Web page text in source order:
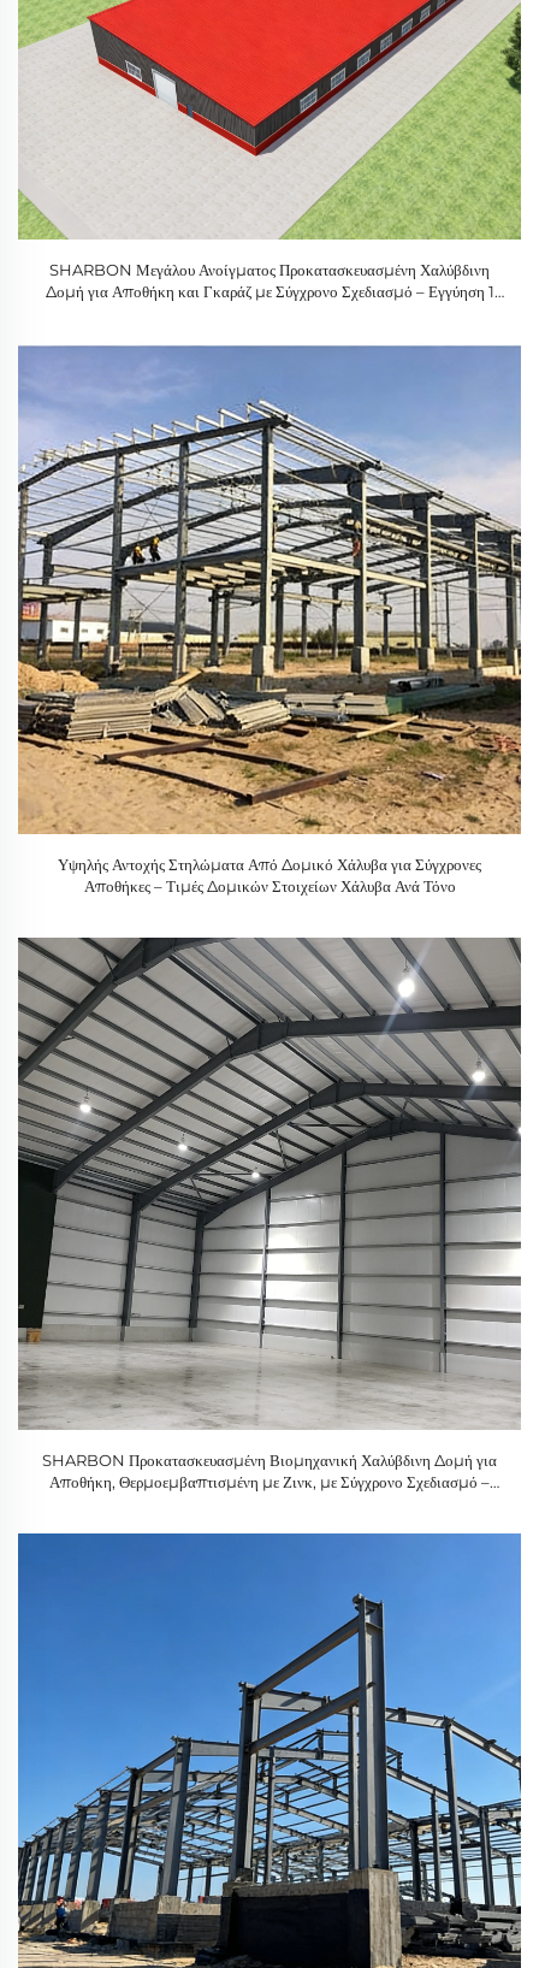
SHARBON Μεγάλου Ανοίγματος Προκατασκευασμένη Χαλύβδινη
Δομή για Αποθήκη και Γκαράζ με Σύγχρονο Σχεδιασμό – Εγγύηση 1
Υψηλής Αντοχής Στηλώματα Από Δομικό Χάλυβα για Σύγχρονες
Αποθήκες – Τιμές Δομικών Στοιχείων Χάλυβα Ανά Τόνο
SHARBON Προκατασκευασμένη Βιομηχανική Χαλύβδινη Δομή για
Αποθήκη, Θερμοεμβαπτισμένη με Ζινκ, με Σύγχρονο Σχεδιασμό –